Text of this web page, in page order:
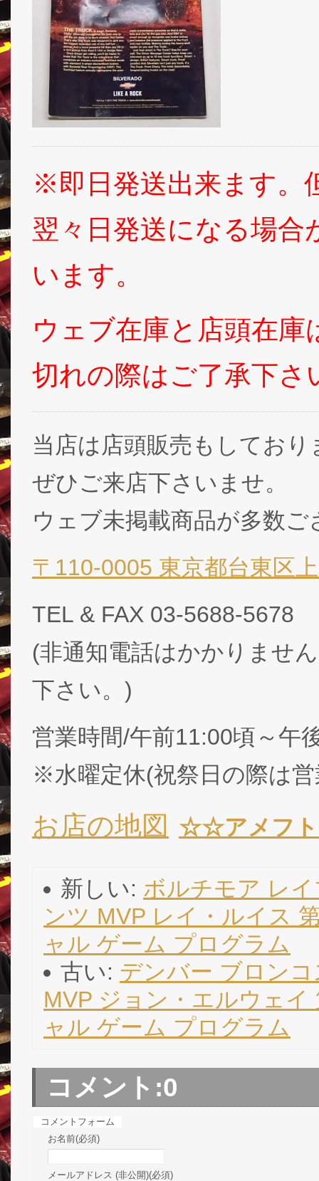
※即日発送出来ます。
翌々日発送になる場
います。
ウェブ在庫と店頭在
切れの際はご了承下さ
当店は店頭販売もしており
ぜひご来店下さいませ。
ウェブ未掲載商品が多数ご
〒110-0005 東京都台東区
TEL & FAX 03-5688-5678
(非通知電話はかかりませ
下さい。)
営業時間/午前11:00頃～午
※水曜定休(祝祭日の際は
お店の地図 ☆☆アメフ
新しい: ボルチモア レ
ンツ MVP レイ・ルイス
ャル ゲーム プログラム
古い: デンバー ブロン
MVP ジョン・エルウェ
ャル ゲーム プログラム
コメント:0
コメントフォーム
お名前(必須)
メールアドレス (非公開)(必須)